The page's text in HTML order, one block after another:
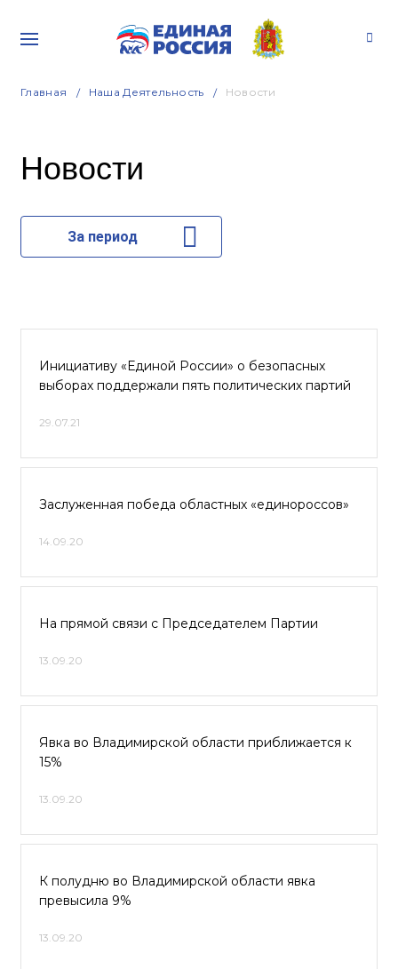
Главная Наша Деятельность Новости
Новости
За период
Инициативу «Единой России» о безопасных
выборах поддержали пять политических партий
29.07.21
Заслуженная победа областных «единороссов»
14.09.20
На прямой связи с Председателем Партии
13.09.20
Явка во Владимирской области приближается к
15%
13.09.20
К полудню во Владимирской области явка
превысила 9%
13.09.20